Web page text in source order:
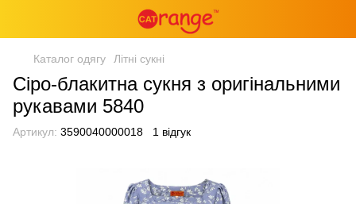
Каталог одягу Літні сукні
Сіро-блакитна сукня з оригінальними
рукавами 5840
Артикул: 3590040000018 1 відгук